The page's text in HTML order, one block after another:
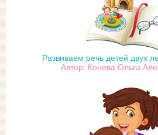
Развиваем речь детей двух
Автор: Конева Ольга